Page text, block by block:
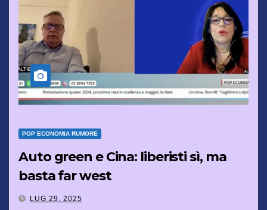
POP ECONOMIA RUMORE
Auto green e Cina: liberisti sì, ma
basta far west
LUG 29, 2025